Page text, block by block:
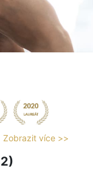
Zobrazit více >>